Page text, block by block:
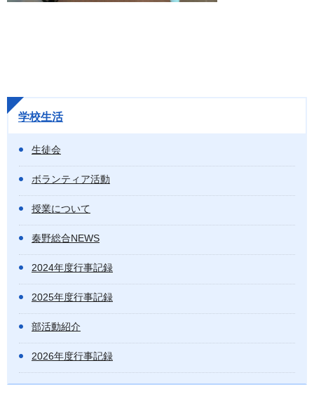
学校生活
生徒会
ボランティア活動
授業について
秦野総合NEWS
2024年度行事記録
2025年度行事記録
部活動紹介
2026年度行事記録